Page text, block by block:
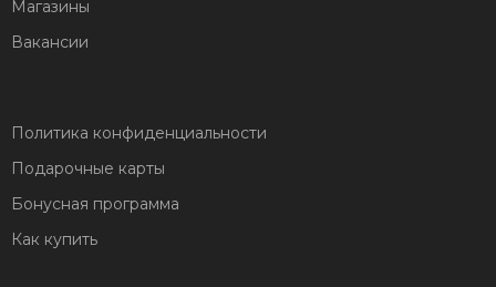
Магазины
Вакансии
Политика конфиденциальности
Подарочные карты
Бонусная программа
Как купить